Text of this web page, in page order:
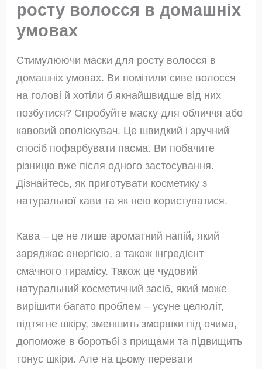
росту волосся в домашніх
умовах
Стимулюючи маски для росту волосся в
домашніх умовах. Ви помітили сиве волосся
на голові й хотіли б якнайшвидше від них
позбутися? Спробуйте маску для обличчя або
кавовий ополіскувач. Це швидкий і зручний
спосіб пофарбувати пасма. Ви побачите
різницю вже після одного застосування.
Дізнайтесь, як приготувати косметику з
натуральної кави та як нею користуватися.
Кава – це не лише ароматний напій, який
заряджає енергією, а також інгредієнт
смачного тирамісу. Також це чудовий
натуральний косметичний засіб, який може
вирішити багато проблем – усуне целюліт,
підтягне шкіру, зменшить зморшки під очима,
допоможе в боротьбі з прищами та підвищить
тонус шкіри. Але на цьому переваги